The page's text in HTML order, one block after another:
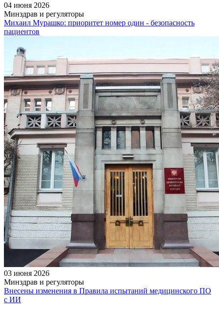
04 июня 2026
Минздрав и регуляторы
Михаил Мурашко: приоритет номер один - безопасность
пациентов
03 июня 2026
Минздрав и регуляторы
Внесены изменения в Правила испытаний медицинского ПО
с ИИ